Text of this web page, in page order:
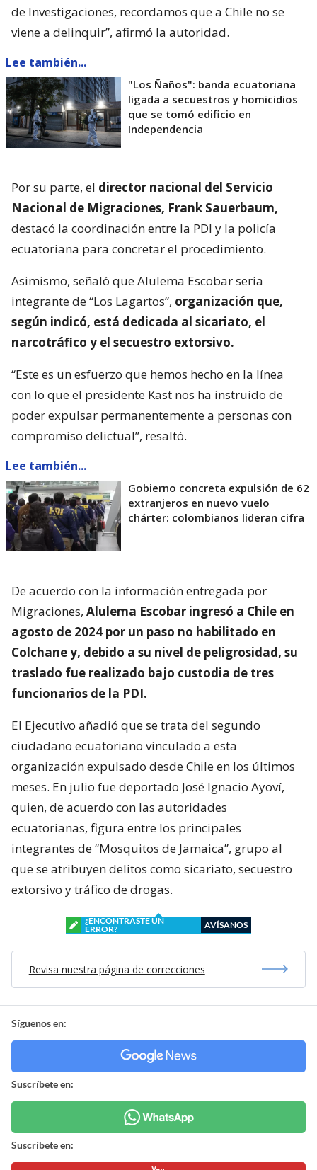
de Investigaciones, recordamos que a Chile no se
viene a delinquir”, afirmó la autoridad.
Lee también...
"Los Ñaños": banda ecuatoriana
ligada a secuestros y homicidios
que se tomó edificio en
Independencia
Por su parte, el director nacional del Servicio
Nacional de Migraciones, Frank Sauerbaum,
destacó la coordinación entre la PDI y la policía
ecuatoriana para concretar el procedimiento.
Asimismo, señaló que Alulema Escobar sería
integrante de “Los Lagartos”, organización que,
según indicó, está dedicada al sicariato, el
narcotráfico y el secuestro extorsivo.
“Este es un esfuerzo que hemos hecho en la línea
con lo que el presidente Kast nos ha instruido de
poder expulsar permanentemente a personas con
compromiso delictual”, resaltó.
Lee también...
Gobierno concreta expulsión de 62
extranjeros en nuevo vuelo
chárter: colombianos lideran cifra
De acuerdo con la información entregada por
Migraciones, Alulema Escobar ingresó a Chile en
agosto de 2024 por un paso no habilitado en
Colchane y, debido a su nivel de peligrosidad, su
traslado fue realizado bajo custodia de tres
funcionarios de la PDI.
El Ejecutivo añadió que se trata del segundo
ciudadano ecuatoriano vinculado a esta
organización expulsado desde Chile en los últimos
meses. En julio fue deportado José Ignacio Ayoví,
quien, de acuerdo con las autoridades
ecuatorianas, figura entre los principales
integrantes de “Mosquitos de Jamaica”, grupo al
que se atribuyen delitos como sicariato, secuestro
extorsivo y tráfico de drogas.
¿ENCONTRASTE UN
ERROR?
AVÍSANOS
Revisa nuestra página de correcciones
Síguenos en:
Suscríbete en:
Suscríbete en: